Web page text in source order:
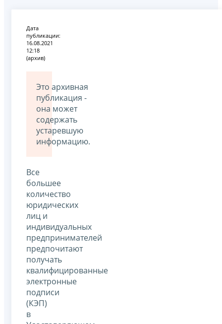
Дата
публикации:
16.08.2021
12:18
(архив)
Это архивная
публикация -
она может
содержать
устаревшую
информацию.
Все
большее
количество
юридических
лиц и
индивидуальных
предпринимателей
предпочитают
получать
квалифицированные
электронные
подписи
(КЭП)
в